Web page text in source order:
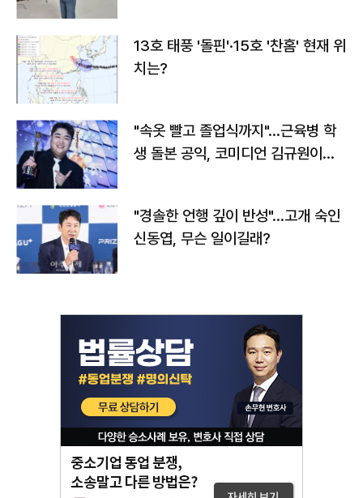
13호 태풍 '돌핀'·15호 '찬홈' 현재 위
치는?
"속옷 빨고 졸업식까지"…근육병 학
생 돌본 공익, 코미디언 김규원이었
"경솔한 언행 깊이 반성"…고개 숙인
신동엽, 무슨 일이길래?